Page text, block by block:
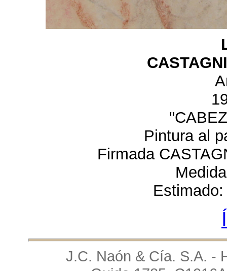
Pintura al
Firmada
J.C. Naón & Cía. S.A. -